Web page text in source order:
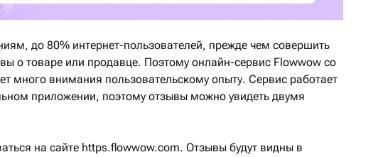
до 80% интернет-пользователей, прежде чем совершить
о товаре или продавце. Поэтому онлайн-сервис Flowwow со
много внимания пользовательскому опыту. Сервис работает
приложении, поэтому отзывы можно увидеть двумя
на сайте https.flowwow.com. Отзывы будут видны в